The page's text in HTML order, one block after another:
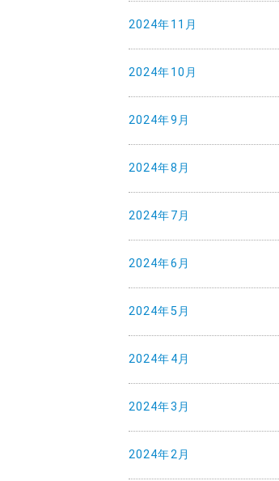
2024年11月
2024年10月
2024年9月
2024年8月
2024年7月
2024年6月
2024年5月
2024年4月
2024年3月
2024年2月